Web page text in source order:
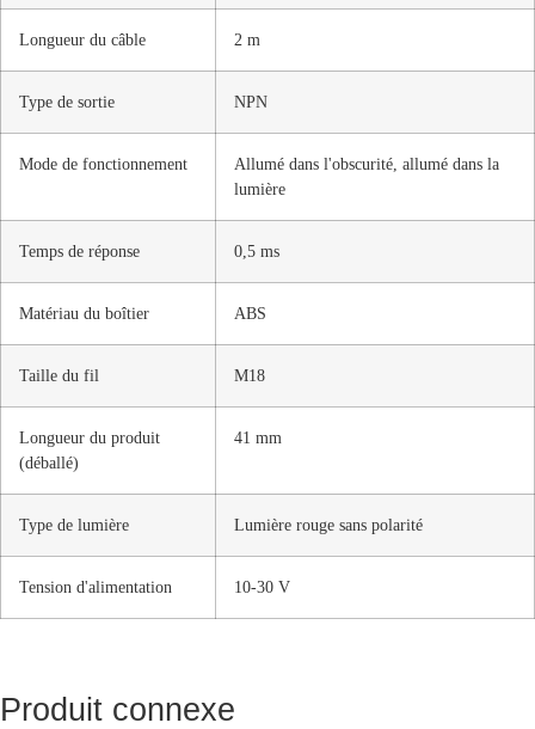
Longueur du câble 2 m
Type de sortie NPN
Mode de fonctionnement
Allumé dans l'obscurité, allumé dans la
lumière
Temps de réponse 0,5 ms
Matériau du boîtier ABS
Taille du fil M18
Longueur du produit
(déballé)
41 mm
Type de lumière Lumière rouge sans polarité
Tension d'alimentation 10-30 V
Produit connexe